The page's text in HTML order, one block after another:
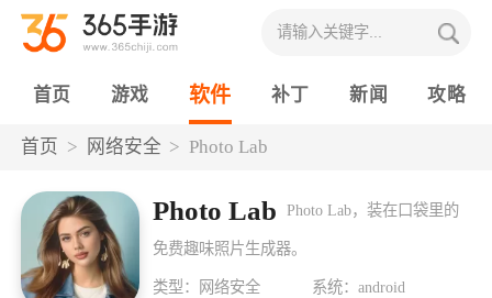
首页 游戏 软件 补丁 新闻 攻略
首页 网络安全 Photo Lab
Photo Lab Photo Lab，装在口袋里的
免费趣味照片生成器。
类型：网络安全
系统：android